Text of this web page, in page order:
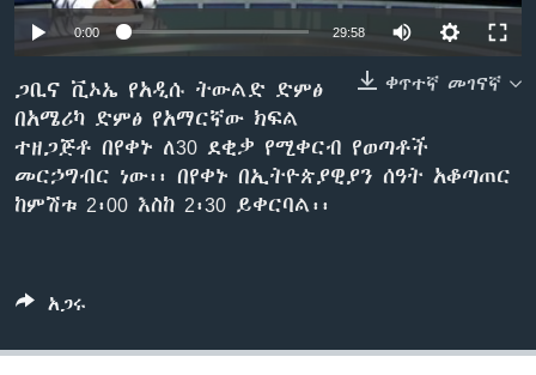
ቋንቋዎች
0:00 29:58
ቀጥተኛ መገናኛ
ጋቢና ቪኦኤ የአዲሱ ትውልድ ድምፅ
በአሜሪካ ድምፅ የአማርኛው ክፍል
ተዘጋጅቶ በየቀኑ ለ30 ደቂቃ የሚቀርብ የወጣቶች
መርኃግብር ነው፡፡ በየቀኑ በኢትዮጵያዊያን ሰዓት አቆጣጠር
ከምሽቱ 2፡00 እስከ 2፡30 ይቀርባል፡፡
አጋሩ